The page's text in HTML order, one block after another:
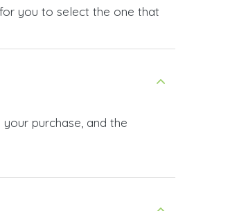
you to select the one that
purchase, and the